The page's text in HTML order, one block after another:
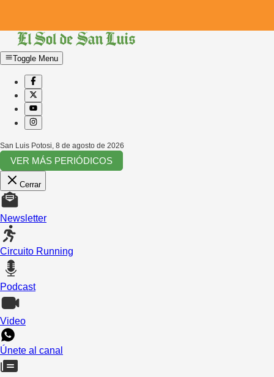
Toggle Menu
San Luis Potosi 8 de agosto de 2026
VER MÁS PERIÓDICOS
Cerrar
Newsletter
Circuito Running
Podcast
Video
Únete al canal